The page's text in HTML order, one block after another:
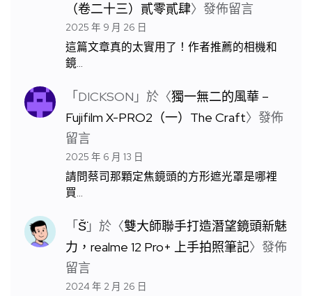
（卷二十三）貳零貳肆〉發佈留言
2025 年 9 月 26 日
這篇文章真的太實用了！作者推薦的相機和
鏡…
「DICKSON 」於〈獨一無二的風華 –
Fujifilm X-PRO2（一）The Craft〉發佈
留言
2025 年 6 月 13 日
請問蔡司那顆定焦鏡頭的方形遮光罩是哪裡
買…
「S̆̈」於〈雙大師聯手打造潛望鏡頭新魅
力，realme 12 Pro+ 上手拍照筆記〉發佈
留言
2024 年 2 月 26 日